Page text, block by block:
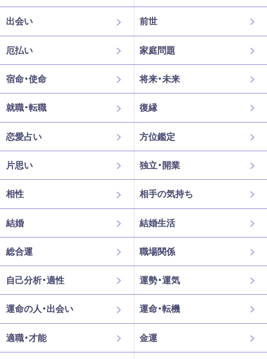
出会い 前世
厄払い 家庭問題
宿命・使命 将来・未来
就職・転職 復縁
恋愛占い 方位鑑定
片思い 独立・開業
相性 相手の気持ち
結婚 結婚生活
総合運 職場関係
自己分析・適性 運勢・運気
運命の人・出会い 運命・転機
適職・才能 金運